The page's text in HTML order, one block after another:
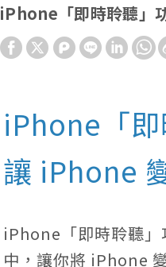
iPhone「即時聆聽」
iPhone「
讓 iPhone
iPhone「即時聆聽」
中 ，讓你將 iPhone